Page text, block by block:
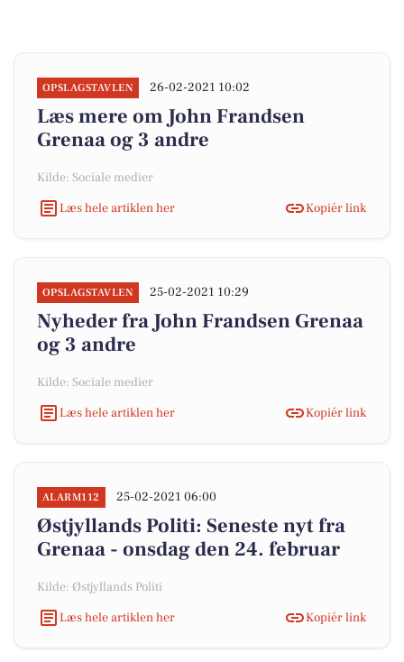
OPSLAGSTAVLEN 26-02-2021 10:02
Læs mere om John Frandsen
Grenaa og 3 andre
Kilde: Sociale medier
Læs hele artiklen her
Kopiér link
OPSLAGSTAVLEN 25-02-2021 10:29
Nyheder fra John Frandsen Grenaa
og 3 andre
Kilde: Sociale medier
Læs hele artiklen her
Kopiér link
ALARM112 25-02-2021 06:00
Østjyllands Politi: Seneste nyt fra
Grenaa - onsdag den 24. februar
Kilde: Østjyllands Politi
Læs hele artiklen her
Kopiér link